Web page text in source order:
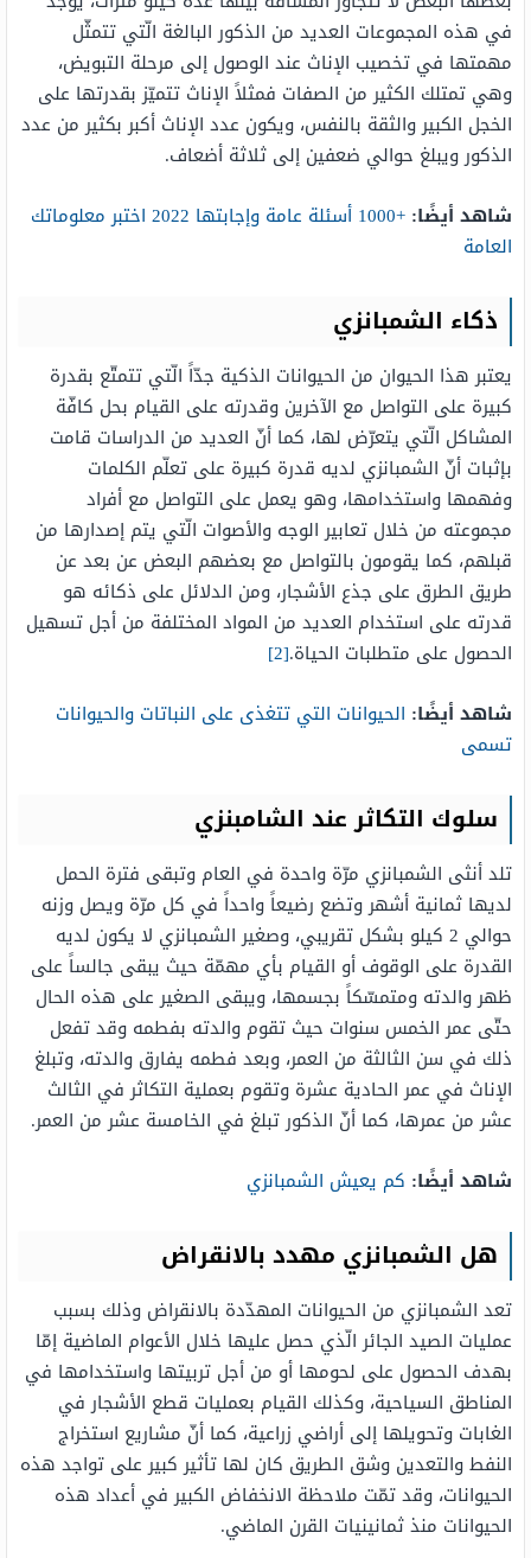
في هذه المجموعات العديد من الذكور البالغة الّتي تتمثّل
مهمتها في تخصيب الإناث عند الوصول إلى مرحلة التبويض،
وهي تمتلك الكثير من الصفات فمثلاً الإناث تتميّز بقدرتها على
الخجل الكبير والثقة بالنفس، ويكون عدد الإناث أكبر بكثير من عدد
الذكور ويبلغ حوالي ضعفين إلى ثلاثة أضعاف.
شاهد أيضًا:
+1000 أسئلة عامة وإجابتها 2022 اختبر معلوماتك
العامة
ذكاء الشمبانزي
يعتبر هذا الحيوان من الحيوانات الذكية جدّاً الّتي تتمتّع بقدرة
كبيرة على التواصل مع الآخرين وقدرته على القيام بحل كافّة
المشاكل الّتي يتعرّض لها، كما أنّ العديد من الدراسات قامت
بإثبات أنّ الشمبانزي لديه قدرة كبيرة على تعلّم الكلمات
وفهمها واستخدامها، وهو يعمل على التواصل مع أفراد
مجموعته من خلال تعابير الوجه والأصوات الّتي يتم إصدارها من
قبلهم، كما يقومون بالتواصل مع بعضهم البعض عن بعد عن
طريق الطرق على جذع الأشجار، ومن الدلائل على ذكائه هو
قدرته على استخدام العديد من المواد المختلفة من أجل تسهيل
الحصول على متطلبات الحياة.[2]
شاهد أيضًا: الحيوانات التي تتغذى على النباتات والحيوانات
تسمى
سلوك التكاثر عند الشامبنزي
تلد أنثى الشمبانزي مرّة واحدة في العام وتبقى فترة الحمل
لديها ثمانية أشهر وتضع رضيعاً واحداً في كل مرّة ويصل وزنه
حوالي 2 كيلو بشكل تقريبي، وصغير الشمبانزي لا يكون لديه
القدرة على الوقوف أو القيام بأي مهمّة حيث يبقى جالساً على
ظهر والدته ومتمسّكاً بجسمها، ويبقى الصغير على هذه الحال
حتّى عمر الخمس سنوات حيث تقوم والدته بفطمه وقد تفعل
ذلك في سن الثالثة من العمر، وبعد فطمه يفارق والدته، وتبلغ
الإناث في عمر الحادية عشرة وتقوم بعملية التكاثر في الثالث
عشر من عمرها، كما أنّ الذكور تبلغ في الخامسة عشر من العمر.
شاهد أيضًا: كم يعيش الشمبانزي
هل الشمبانزي مهدد بالانقراض
تعد الشمبانزي من الحيوانات المهدّدة بالانقراض وذلك بسبب
عمليات الصيد الجائر الّذي حصل عليها خلال الأعوام الماضية إمّا
بهدف الحصول على لحومها أو من أجل تربيتها واستخدامها في
المناطق السياحية، وكذلك القيام بعمليات قطع الأشجار في
الغابات وتحويلها إلى أراضي زراعية، كما أنّ مشاريع استخراج
النفط والتعدين وشق الطريق كان لها تأثير كبير على تواجد هذه
الحيوانات، وقد تمّت ملاحظة الانخفاض الكبير في أعداد هذه
الحيوانات منذ ثمانينيات القرن الماضي.